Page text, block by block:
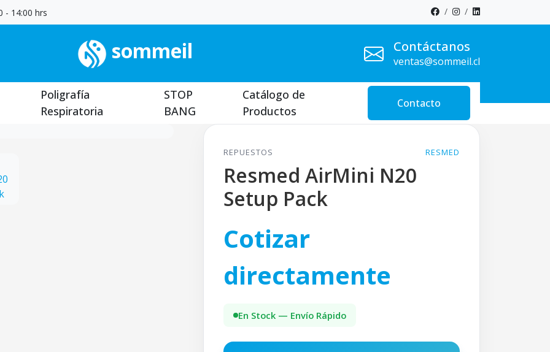
- 14:00 hrs
sommeil Contáctanos
ventas@sommeil.cl
Poligrafía
Respiratoria
STOP
BANG
Catálogo de
Productos
Contacto
REPUESTOS RESMED
Resmed AirMini N20
Setup Pack
Cotizar
directamente
En Stock — Envío Rápido